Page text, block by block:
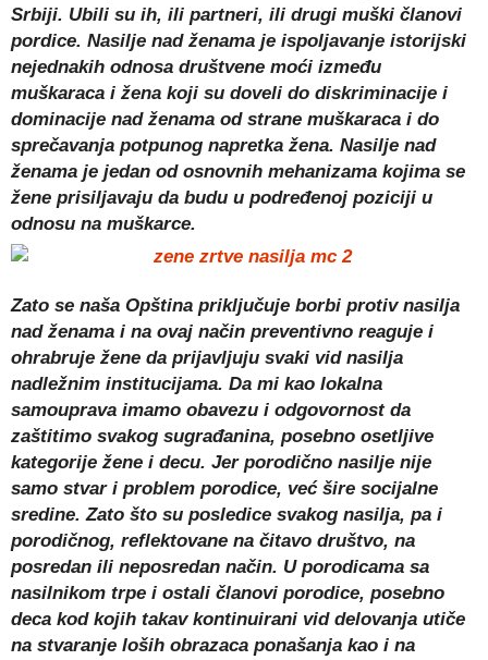
Srbiji. Ubili su ih, ili partneri, ili drugi muški članovi
pordice. Nasilje nad ženama je ispoljavanje istorijski
nejednakih odnosa društvene moći između
muškaraca i žena koji su doveli do diskriminacije i
dominacije nad ženama od strane muškaraca i do
sprečavanja potpunog napretka žena. Nasilje nad
ženama je jedan od osnovnih mehanizama kojima se
žene prisiljavaju da budu u podređenoj poziciji u
odnosu na muškarce.
Zato se naša Opština priključuje borbi protiv nasilja
nad ženama i na ovaj način preventivno reaguje i
ohrabruje žene da prijavljuju svaki vid nasilja
nadležnim institucijama. Da mi kao lokalna
samouprava imamo obavezu i odgovornost da
zaštitimo svakog sugrađanina, posebno osetljive
kategorije žene i decu. Jer porodično nasilje nije
samo stvar i problem porodice, već šire socijalne
sredine. Zato što su posledice svakog nasilja, pa i
porodičnog, reflektovane na čitavo društvo, na
posredan ili neposredan način. U porodicama sa
nasilnikom trpe i ostali članovi porodice, posebno
deca kod kojih takav kontinuirani vid delovanja utiče
na stvaranje loših obrazaca ponašanja kao i na